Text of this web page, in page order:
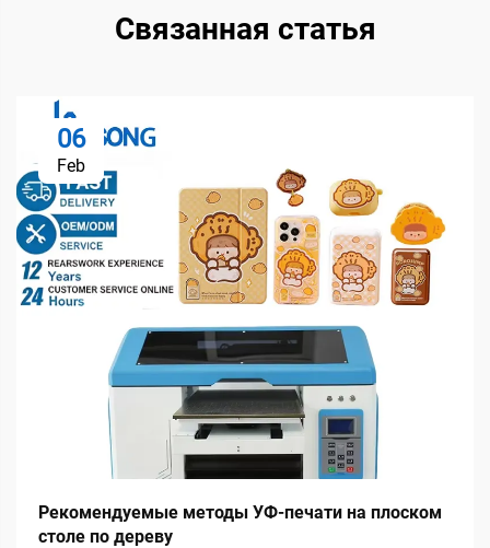
Связанная статья
06
Feb
Рекомендуемые методы УФ-печати на плоском
столе по дереву